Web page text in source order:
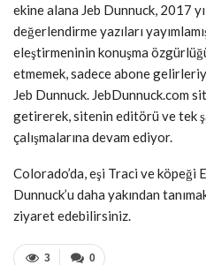
ekine alana Jeb Dunnuck, 2017
değerlendirme yazıları
eleştirmeninin konuşma
etmemek, sadece abone
Jeb Dunnuck. JebDunnuck.com
getirerek, sitenin editörü ve tek
çalışmalarına devam ediyor.
Colorado’da, eşi Traci ve köpeği
Dunnuck’u daha yakından
ziyaret edebilirsiniz.
0
3